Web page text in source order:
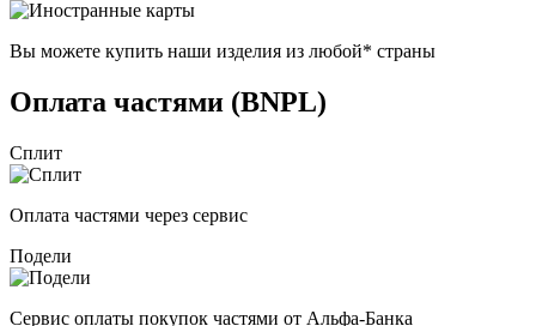
Вы можете купить наши изделия из любой* страны
Оплата частями (BNPL)
Сплит
Оплата частями через сервис
Подели
Сервис оплаты покупок частями от Альфа-Банка